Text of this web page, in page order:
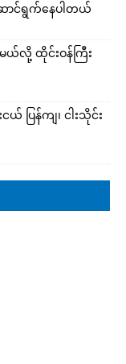
ာင်ရွက်နေပါတယ်
ယ်လို့ ထိုင်းဝန်ကြီး
ပြန်ကျ၊ ငါးသိုင်း